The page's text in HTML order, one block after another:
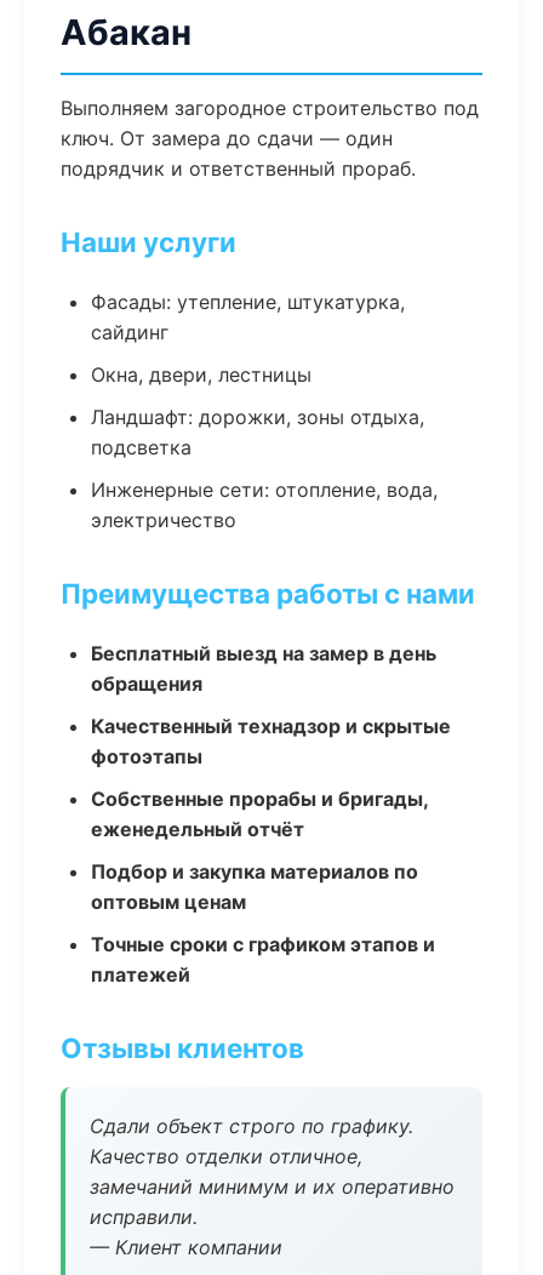
Абакан
Выполняем загородное строительство под
ключ. От замера до сдачи — один
подрядчик и ответственный прораб.
Наши услуги
Фасады: утепление, штукатурка,
сайдинг
Окна, двери, лестницы
Ландшафт: дорожки, зоны отдыха,
подсветка
Инженерные сети: отопление, вода,
электричество
Преимущества работы с нами
Бесплатный выезд на замер в день
обращения
Качественный технадзор и скрытые
фотоэтапы
Собственные прорабы и бригады,
еженедельный отчёт
Подбор и закупка материалов по
оптовым ценам
Точные сроки с графиком этапов и
платежей
Отзывы клиентов
Сдали объект строго по графику.
Качество отделки отличное,
замечаний минимум и их оперативно
исправили.
— Клиент компании